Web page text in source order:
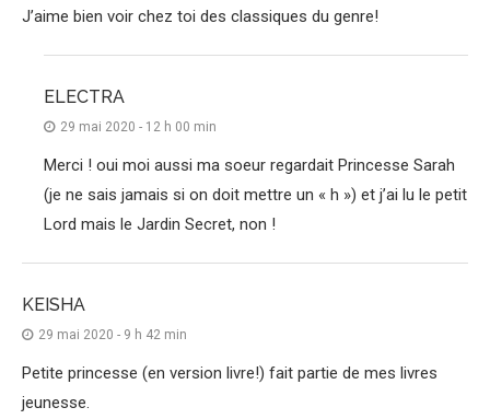
J’aime bien voir chez toi des classiques du genre!
ELECTRA
29 mai 2020 - 12 h 00 min
Merci ! oui moi aussi ma soeur regardait Princesse Sarah
(je ne sais jamais si on doit mettre un « h ») et j’ai lu le petit
Lord mais le Jardin Secret, non !
KEISHA
29 mai 2020 - 9 h 42 min
Petite princesse (en version livre!) fait partie de mes livres
jeunesse.